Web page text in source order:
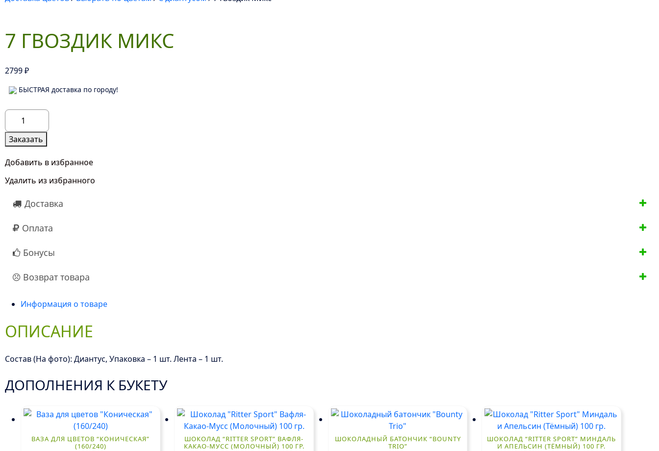
7 ГВОЗДИК МИКС
2799₽
БЫСТРАЯ доставка по городу!
Количество
товара
7
Гвоздик
Микс
Заказать
Добавить в избранное
Удалить из избранного
Доставка
Оплата
Бонусы
Возврат товара
Информация о товаре
ОПИСАНИЕ
Состав (На фото): Диантус, Упаковка – 1 шт. Лента – 1 шт.
ДОПОЛНЕНИЯ К БУКЕТУ
ВАЗА ДЛЯ ЦВЕТОВ “КОНИЧЕСКАЯ”
(160/240)
ШОКОЛАД “RITTER SPORT” ВАФЛЯ-
КАКАО-МУСС (МОЛОЧНЫЙ) 100 ГР.
ШОКОЛАДНЫЙ БАТОНЧИК “BOUNTY
TRIO”
ШОКОЛАД “RITTER SPORT” МИНДАЛЬ
И АПЕЛЬСИН (ТЁМНЫЙ) 100 ГР.